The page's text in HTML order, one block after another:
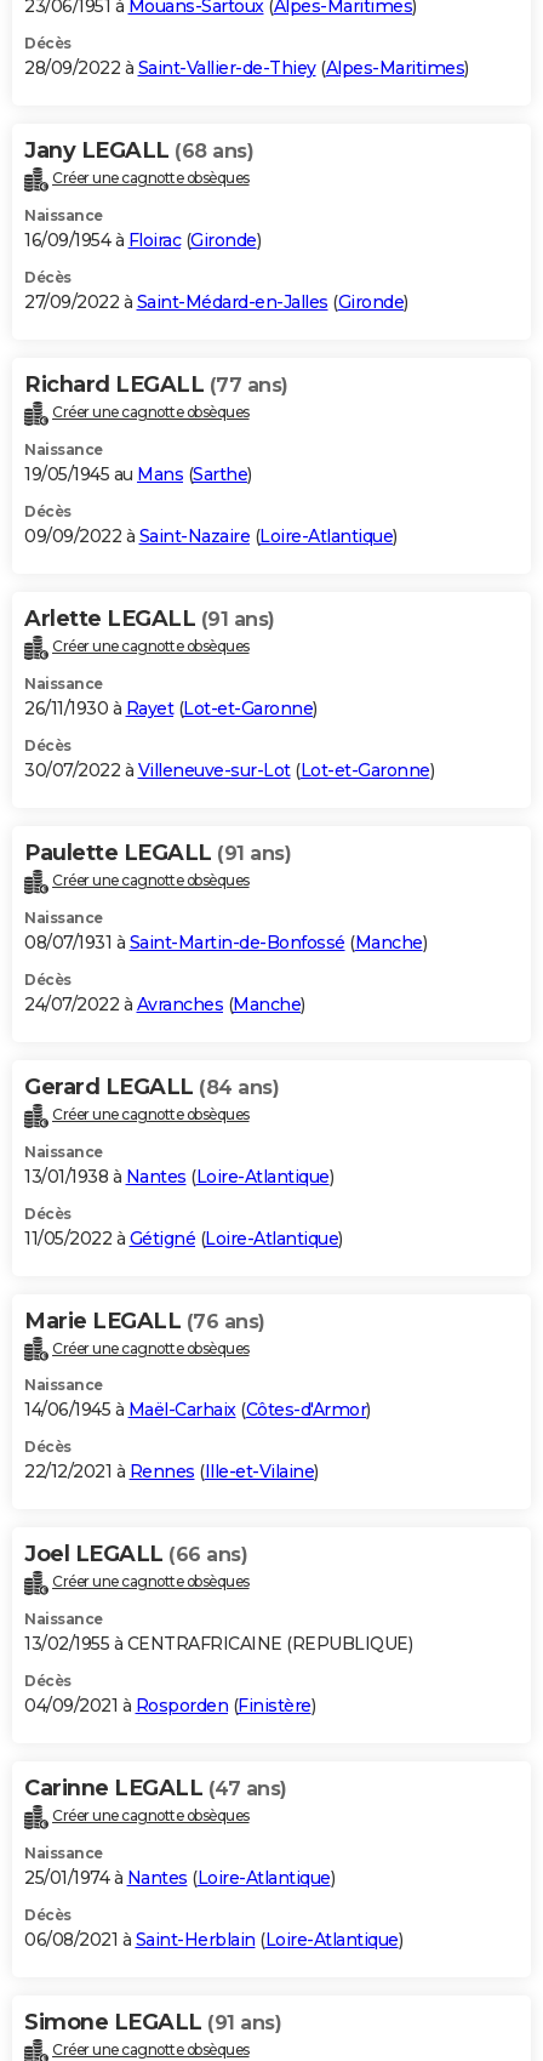
23/06/1951 à Mouans-Sartoux(Alpes-Maritimes)
Décès
28/09/2022 à Saint-Vallier-de-Thiey(Alpes-Maritimes)
Jany LEGALL (68 ans)
Créer une cagnotte obsèques
Naissance
16/09/1954 à Floirac(Gironde)
Décès
27/09/2022 à Saint-Médard-en-Jalles (Gironde)
Richard LEGALL (77 ans)
Créer une cagnotte obsèques
Naissance
19/05/1945 au Mans (Sarthe)
Décès
09/09/2022 à Saint-Nazaire (Loire-Atlantique)
Arlette LEGALL (91 ans)
Créer une cagnotte obsèques
Naissance
26/11/1930 à Rayet(Lot-et-Garonne)
Décès
30/07/2022 à Villeneuve-sur-Lot(Lot-et-Garonne)
Paulette LEGALL (91 ans)
Créer une cagnotte obsèques
Naissance
08/07/1931 à Saint-Martin-de-Bonfossé (Manche)
Décès
24/07/2022 à Avranches (Manche)
Gerard LEGALL (84 ans)
Créer une cagnotte obsèques
Naissance
13/01/1938 à Nantes (Loire-Atlantique)
Décès
11/05/2022 à Gétigné (Loire-Atlantique)
Marie LEGALL (76 ans)
Créer une cagnotte obsèques
Naissance
14/06/1945 à Maël-Carhaix(Côtes-d'Armor)
Décès
22/12/2021 à Rennes (Ille-et-Vilaine)
Joel LEGALL (66 ans)
Créer une cagnotte obsèques
Naissance
13/02/1955 à CENTRAFRICAINE (REPUBLIQUE)
Décès
04/09/2021 à Rosporden (Finistère)
Carinne LEGALL (47 ans)
Créer une cagnotte obsèques
Naissance
25/01/1974 à Nantes (Loire-Atlantique)
Décès
06/08/2021 à Saint-Herblain (Loire-Atlantique)
Simone LEGALL (91 ans)
Créer une cagnotte obsèques